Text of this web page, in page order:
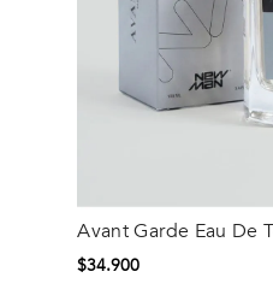
Avant Garde
$34.900
Talla